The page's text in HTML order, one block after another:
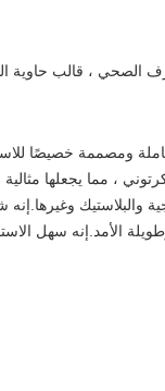
الصحي ، قالب
، مما يجعلها
والبلاستيك
الأمد.إنه سهل